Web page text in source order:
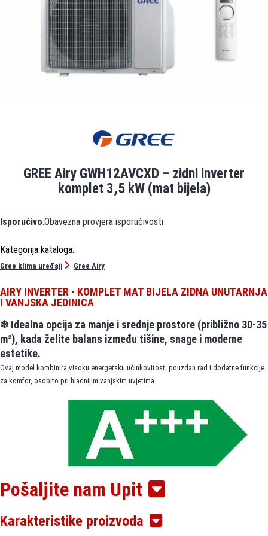
GREE Airy GWH12AVCXD – zidni inverter
komplet 3,5 kW (mat bijela)
Isporučivo:Obavezna provjera isporučivosti
Gree klima uređaji Gree Airy
AIRY INVERTER - KOMPLET MAT BIJELA ZIDNA UNUTARNJA
I VANJSKA JEDINICA
❄Idealna opcija za manje i srednje prostore (približno 30-35
m²), kada želite balans između tišine, snage i moderne
estetike.
Ovaj model kombinira visoku energetsku učinkovitost, pouzdan rad i dodatne funkcije
za komfor, osobito pri hladnijim vanjskim uvjetima.
✅ Ključne značajke
Kapacitet hlađenja / grijanja: 3,50 kW / 3,81 kW
Energetski razredi:A+++ u hlađenju /A++u grijanju
Pošaljite nam Upit
Karakteristike proizvoda